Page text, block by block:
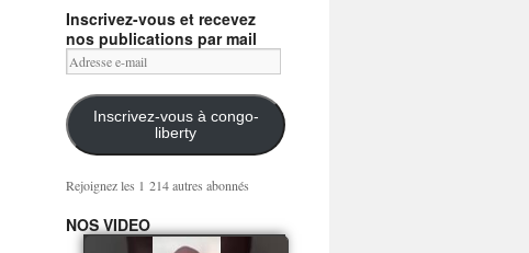
Inscrivez-vous et recevez
nos publications par mail
Adresse
e-
mail
Inscrivez-vous à congo-
liberty
Rejoignez les 1 214 autres abonnés
NOS VIDEO